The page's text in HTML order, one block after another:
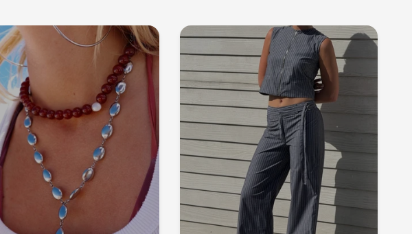
zu bleiben und exklusive Rabatte
zu erhalten!
Become a member!